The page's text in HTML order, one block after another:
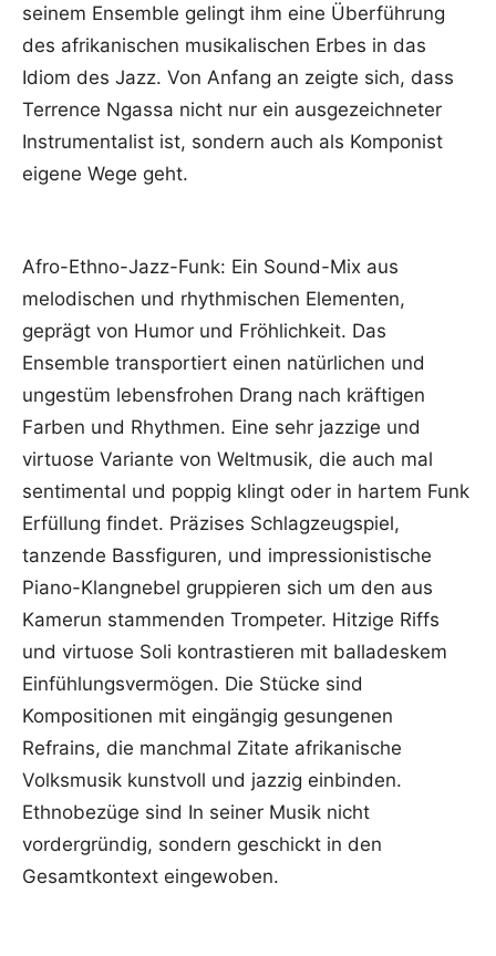
seinem Ensemble gelingt ihm eine Überführung
des afrikanischen musikalischen Erbes in das
Idiom des Jazz. Von Anfang an zeigte sich, dass
Terrence Ngassa nicht nur ein ausgezeichneter
Instrumentalist ist, sondern auch als Komponist
eigene Wege geht.
Afro-Ethno-Jazz-Funk: Ein Sound-Mix aus
melodischen und rhythmischen Elementen,
geprägt von Humor und Fröhlichkeit. Das
Ensemble transportiert einen natürlichen und
ungestüm lebensfrohen Drang nach kräftigen
Farben und Rhythmen. Eine sehr jazzige und
virtuose Variante von Weltmusik, die auch mal
sentimental und poppig klingt oder in hartem Funk
Erfüllung findet. Präzises Schlagzeugspiel,
tanzende Bassfiguren, und impressionistische
Piano-Klangnebel gruppieren sich um den aus
Kamerun stammenden Trompeter. Hitzige Riffs
und virtuose Soli kontrastieren mit balladeskem
Einfühlungsvermögen. Die Stücke sind
Kompositionen mit eingängig gesungenen
Refrains, die manchmal Zitate afrikanische
Volksmusik kunstvoll und jazzig einbinden.
Ethnobezüge sind In seiner Musik nicht
vordergründig, sondern geschickt in den
Gesamtkontext eingewoben.